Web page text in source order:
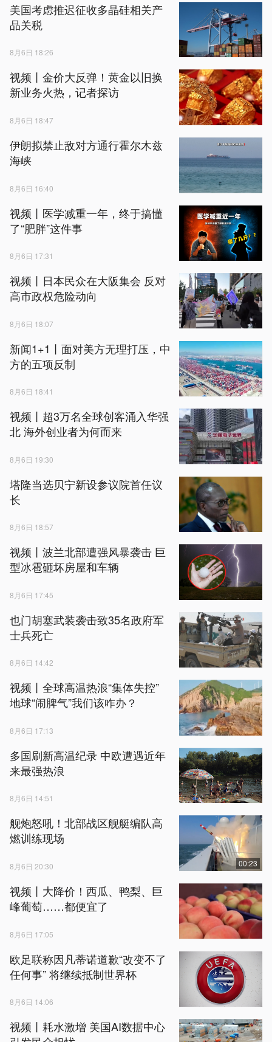
美国考虑推迟征收多晶硅相关产
品关税
8月6日 18:26
视频丨金价大反弹！黄金以旧换
新业务火热，记者探访
8月6日 18:47
伊朗拟禁止敌对方通行霍尔木兹
海峡
8月6日 16:40
视频丨医学减重一年，终于搞懂
了“肥胖”这件事
8月6日 17:31
视频丨日本民众在大阪集会 反对
高市政权危险动向
8月6日 18:07
新闻1+1丨面对美方无理打压，中
方的五项反制
8月6日 18:41
视频丨超3万名全球创客涌入华强
北 海外创业者为何而来
8月6日 19:30
塔隆当选贝宁新设参议院首任议
长
8月6日 18:57
视频丨波兰北部遭强风暴袭击 巨
型冰雹砸坏房屋和车辆
8月6日 17:45
也门胡塞武装袭击致35名政府军
士兵死亡
8月6日 14:42
视频丨全球高温热浪“集体失控”
地球“闹脾气”我们该咋办？
8月6日 17:13
多国刷新高温纪录 中欧遭遇近年
来最强热浪
8月6日 14:51
舰炮怒吼！北部战区舰艇编队高
燃训练现场
8月6日 20:30 00:23
视频丨大降价！西瓜、鸭梨、巨
峰葡萄……都便宜了
8月6日 17:05
欧足联称因凡蒂诺道歉“改变不了
任何事” 将继续抵制世界杯
8月6日 14:06
视频丨耗水激增 美国AI数据中心